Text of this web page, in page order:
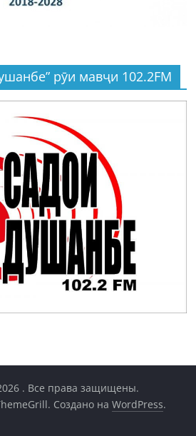
рӯи мавҷи 102.2FM
. Все права защищены.
Создано наWordPress.